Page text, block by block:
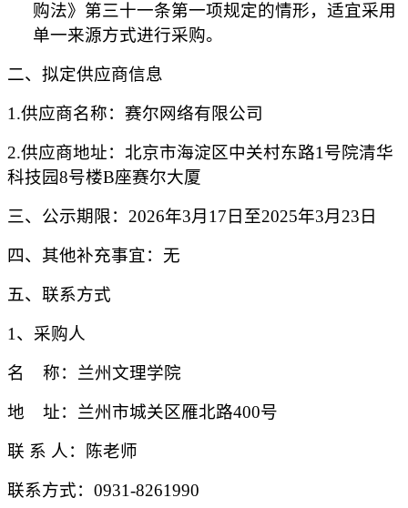
购法》第三十一条第一项规定的情形，适宜采用
单一来源方式进行采购。
二、拟定供应商信息
1.供应商名称：赛尔网络有限公司
2.供应商地址：北京市海淀区中关村东路1号院清华
科技园8号楼B座赛尔大厦
三、公示期限： 2026年3月17日至2025年3月23日
四、其他补充事宜：无
五、联系方式
1、采购人
名 称：兰州文理学院
地 址：兰州市城关区雁北路400号
联 系 人：陈老师
联系方式： 0931-8261990